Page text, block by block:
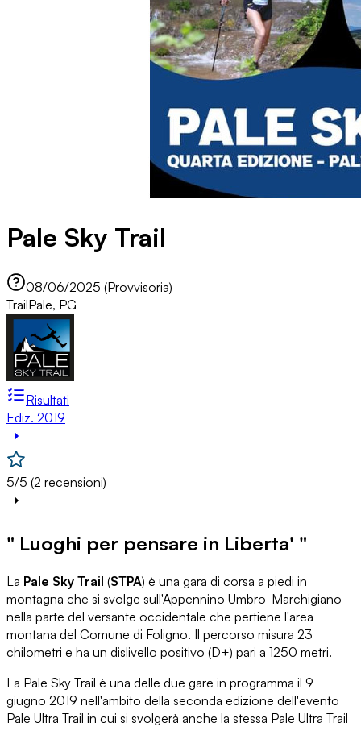
Pale Sky Trail
08/06/2025 (Provvisoria)
TrailPale, PG
Risultati
Ediz. 2019
5/5 (2 recensioni)
" Luoghi per pensare in Liberta' "
La Pale Sky Trail (STPA) è una gara di corsa a piedi in
montagna che si svolge sull'Appennino Umbro-Marchigiano
nella parte del versante occidentale che pertiene l'area
montana del Comune di Foligno. Il percorso misura 23
chilometri e ha un dislivello positivo (D+) pari a 1250 metri.
La Pale Sky Trail è una delle due gare in programma il 9
giugno 2019 nell'ambito della seconda edizione dell'evento
Pale Ultra Trail in cui si svolgerà anche la stessa Pale Ultra Trail